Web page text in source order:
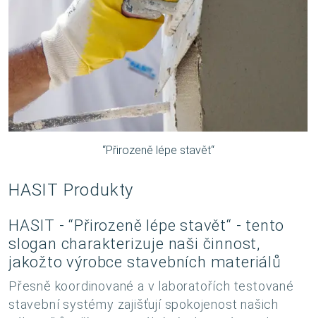
“Přirozeně lépe stavět“
HASIT Produkty
HASIT - “Přirozeně lépe stavět“ - tento
slogan charakterizuje naši činnost,
jakožto výrobce stavebních materiálů
Přesně koordinované a v laboratořích testované
stavební systémy zajišťují spokojenost našich